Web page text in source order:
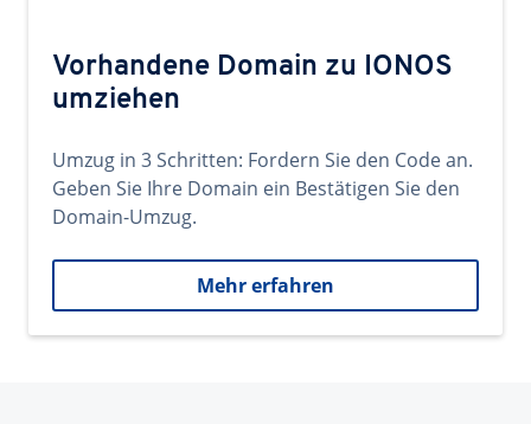
Vorhandene Domain zu IONOS
umziehen
Umzug in 3 Schritten: Fordern Sie den Code an.
Geben Sie Ihre Domain ein Bestätigen Sie den
Domain-Umzug.
Mehr erfahren